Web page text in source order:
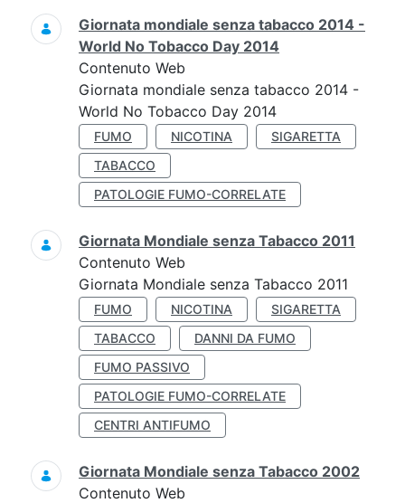
Giornata mondiale senza tabacco 2014 -
World No Tobacco Day 2014
Contenuto Web
Giornata mondiale senza tabacco 2014 -
World No Tobacco Day 2014
FUMO NICOTINA
SIGARETTA
TABACCO
PATOLOGIE FUMO-CORRELATE
Giornata Mondiale senza Tabacco 2011
Contenuto Web
Giornata Mondiale senza Tabacco 2011
FUMO NICOTINA
SIGARETTA
TABACCO
DANNI DA FUMO
FUMO PASSIVO
PATOLOGIE FUMO-CORRELATE
CENTRI ANTIFUMO
Giornata Mondiale senza Tabacco 2002
Contenuto Web